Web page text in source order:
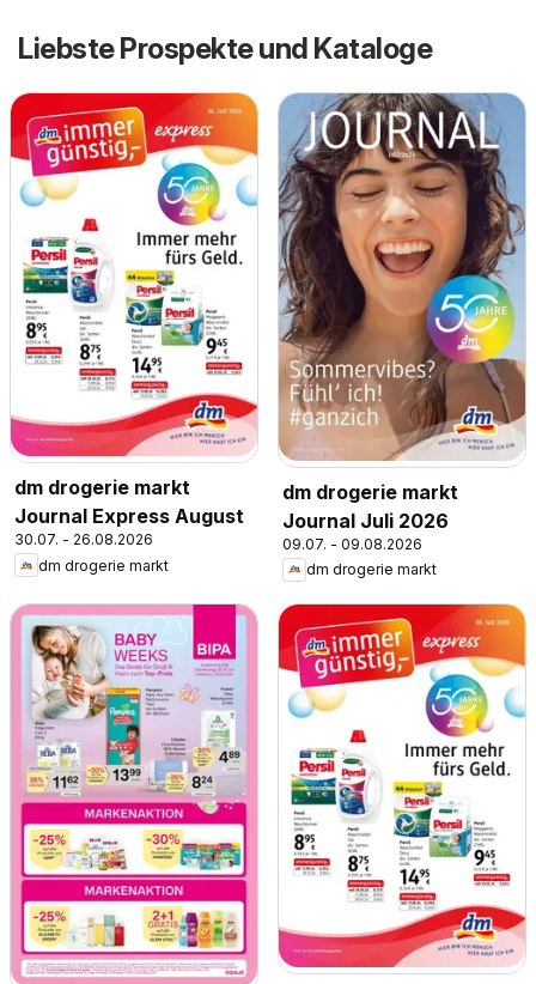
Liebste Prospekte und Kataloge
dm drogerie markt
Journal Express August
30.07. - 26.08.2026
dm drogerie markt
dm drogerie markt
Journal Juli 2026
09.07. - 09.08.2026
dm drogerie markt